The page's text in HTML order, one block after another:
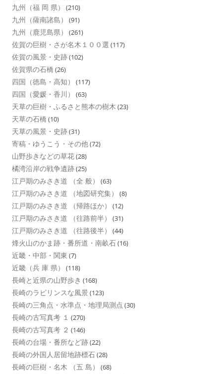
九州（福 岡 県） (210)
九州（薩南諸島） (91)
九州（鹿児島県） (261)
佐賀の巨樹・さが名木１００選 (117)
佐賀の風景・史跡(102)
佐賀県の石橋 (26)
四国（徳島・高知） (117)
四国（愛媛・香川） (63)
天草の巨樹・ふるさと熊本の樹木 (23)
天草の石橋 (10)
天草の風景・史跡(31)
寄稿・ゆうこう・その他(72)
山野歩きなどの草花(28)
橘湾沿岸の戦争遺跡(25)
江戸期のみさき道 （全 般） (63)
江戸期のみさき道 （地図研究集） (8)
江戸期のみさき道 （帰路ほか） (12)
江戸期のみさき道 （往路前半） (31)
江戸期のみさき道 （往路後半） (44)
烽火山のかま跡・番所道・南畝石(16)
近畿・中部・関東 (7)
近畿（兵 庫 県） (118)
長崎と近県の山野歩き (168)
長崎のラビリンスな風景 (123)
長崎の三角点・水準点・地理局測点 (30)
長崎の古写真考 １ (270)
長崎の古写真考 ２ (146)
長崎の台場・番所など跡(22)
長崎の外国人居留地跡標石(28)
長崎の巨樹・名木 （五 島） (68)